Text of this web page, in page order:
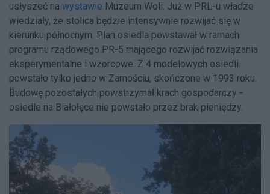
usłyszeć na wystawie Muzeum Woli. Już w PRL-u władze
wiedziały, że stolica będzie intensywnie rozwijać się w
kierunku północnym. Plan osiedla powstawał w ramach
programu rządowego PR-5 mającego rozwijać rozwiązania
eksperymentalne i wzorcowe. Z 4 modelowych osiedli
powstało tylko jedno w Zamościu, skończone w 1993 roku.
Budowę pozostałych powstrzymał krach gospodarczy -
osiedle na Białołęce nie powstało przez brak pieniędzy.